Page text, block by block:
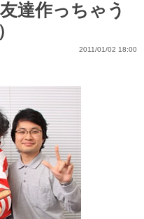
達作っちゃう
2011/01/02 18:00